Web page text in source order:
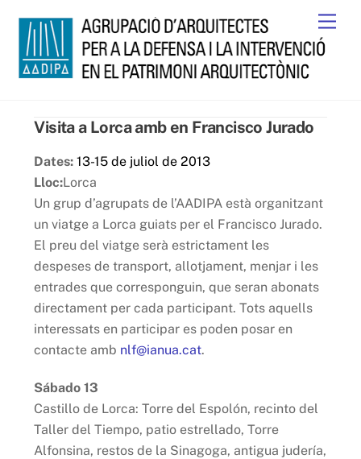
content
Visita a Lorca amb en Francisco Jurado
Dates: 13-15 de juliol de 2013
Lloc:Lorca
Un grup d’agrupats de l’AADIPA està organitzant
un viatge a Lorca guiats per el Francisco Jurado.
El preu del viatge serà estrictament les
despeses de transport, allotjament, menjar i les
entrades que corresponguin, que seran abonats
directament per cada participant. Tots aquells
interessats en participar es poden posar en
contacte amb nlf@ianua.cat.
Sábado 13
Castillo de Lorca: Torre del Espolón, recinto del
Taller del Tiempo, patio estrellado, Torre
Alfonsina, restos de la Sinagoga, antigua judería,